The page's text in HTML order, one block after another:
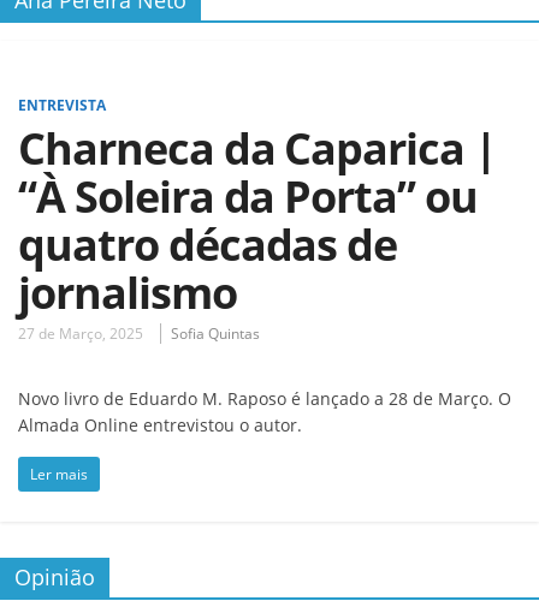
ENTREVISTA
Charneca da Caparica |
“À Soleira da Porta” ou
quatro décadas de
jornalismo
27 de Março, 2025 Sofia Quintas
Novo livro de Eduardo M. Raposo é lançado a 28 de Março. O
Almada Online entrevistou o autor.
Ler mais
Opinião